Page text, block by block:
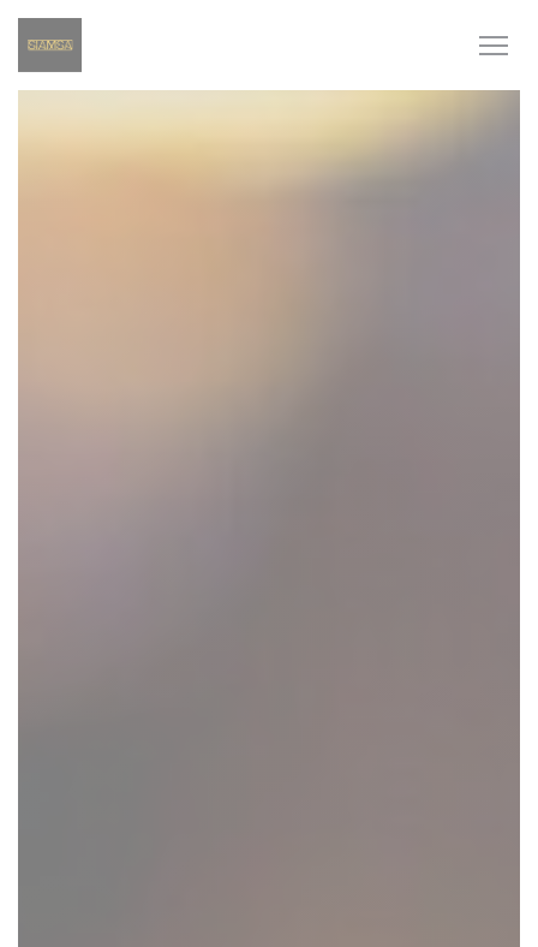
Personnalisation de vos choix en matière de cookies